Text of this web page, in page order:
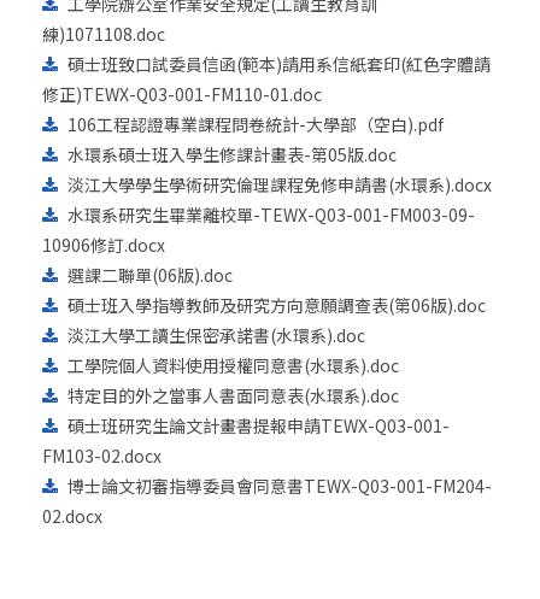
練)1071108.doc
碩士班致口試委員信函(範本)請用系信紙套印(紅色字體請
修正)TEWX-Q03-001-FM110-01.doc
106工程認證專業課程問卷統計-大學部（空白).pdf
水環系碩士班入學生修課計畫表-第05版.doc
淡江大學學生學術研究倫理課程免修申請書(水環系).docx
水環系研究生畢業離校單-TEWX-Q03-001-FM003-09-
10906修訂.docx
選課二聯單(06版).doc
碩士班入學指導教師及研究方向意願調查表(第06版).doc
淡江大學工讀生保密承諾書(水環系).doc
工學院個人資料使用授權同意書(水環系).doc
特定目的外之當事人書面同意表(水環系).doc
碩士班研究生論文計畫書提報申請TEWX-Q03-001-
FM103-02.docx
博士論文初審指導委員會同意書TEWX-Q03-001-FM204-
02.docx